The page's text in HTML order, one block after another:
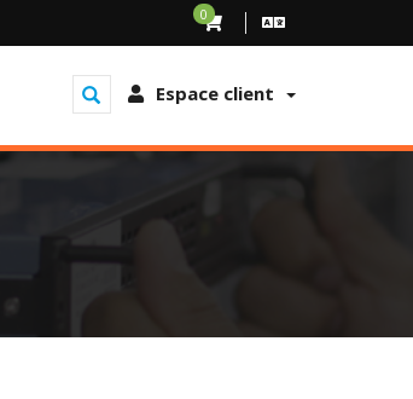
0
Espace client